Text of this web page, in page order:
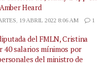
Heard
19 ABRIL 2022 8:06 AM 1
del FMLN, Cristina
40 salarios mínimos por
del ministro de